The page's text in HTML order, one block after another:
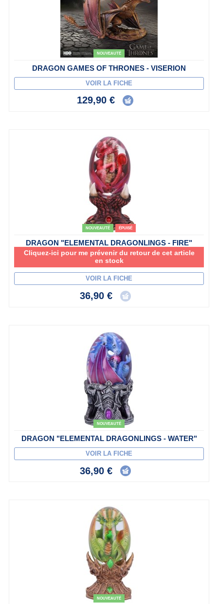
NOUVEAUTÉ
DRAGON GAMES OF THRONES - VISERION
VOIR LA FICHE
129,90 €
NOUVEAUTÉ ÉPUISÉ
DRAGON "ELEMENTAL DRAGONLINGS - FIRE"
Cliquez-ici pour me prévenir du retour de cet article
en stock
VOIR LA FICHE
36,90 €
NOUVEAUTÉ
DRAGON "ELEMENTAL DRAGONLINGS - WATER"
VOIR LA FICHE
36,90 €
NOUVEAUTÉ